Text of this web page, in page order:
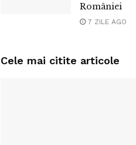
României
7 ZILE AGO
Cele mai citite articole